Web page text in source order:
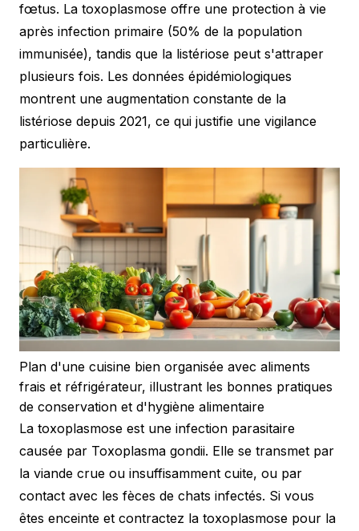
fœtus. La toxoplasmose offre une protection à vie
après infection primaire (50% de la population
immunisée), tandis que la listériose peut s'attraper
plusieurs fois. Les données épidémiologiques
montrent une augmentation constante de la
listériose depuis 2021, ce qui justifie une vigilance
particulière.
Plan d'une cuisine bien organisée avec aliments
frais et réfrigérateur, illustrant les bonnes pratiques
de conservation et d'hygiène alimentaire
La toxoplasmose est une infection parasitaire
causée par Toxoplasma gondii. Elle se transmet par
la viande crue ou insuffisamment cuite, ou par
contact avec les fèces de chats infectés. Si vous
êtes enceinte et contractez la toxoplasmose pour la